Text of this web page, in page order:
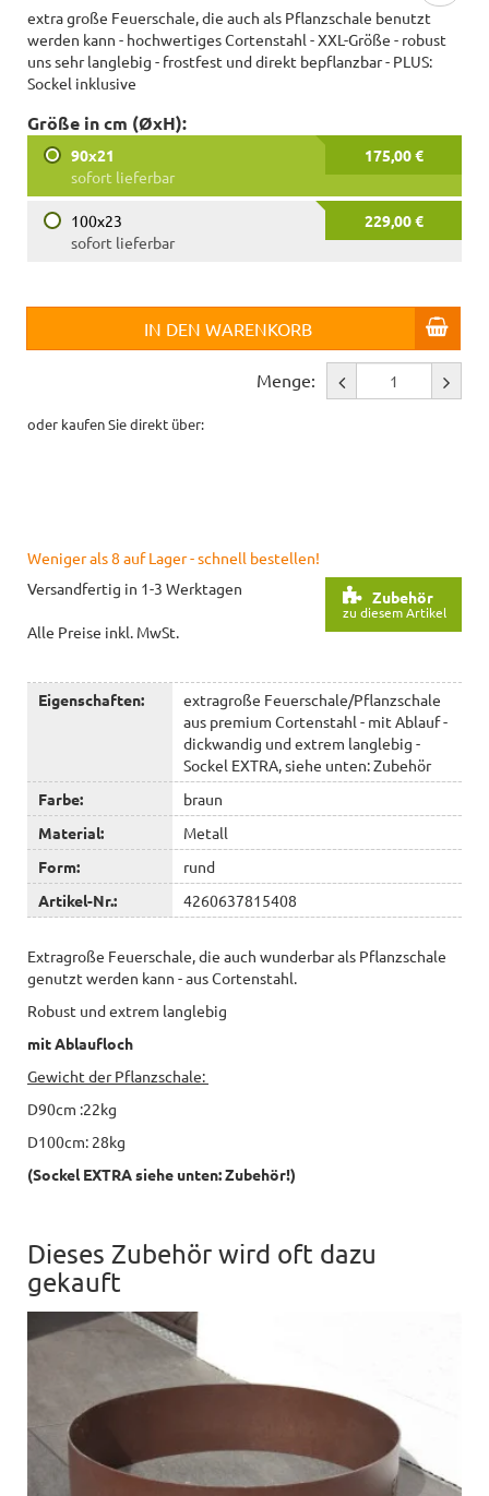
extra große Feuerschale, die auch als Pflanzschale benutzt
werden kann - hochwertiges Cortenstahl - XXL-Größe - robust
uns sehr langlebig - frostfest und direkt bepflanzbar - PLUS:
Sockel inklusive
Größe in cm (ØxH):
90x21
175,00 €
sofort lieferbar
100x23
229,00 €
sofort lieferbar
IN DEN WARENKORB
Menge:
oder kaufen Sie direkt über:
Weniger als 8 auf Lager - schnell bestellen!
Zubehör
zu diesem Artikel
Versandfertig in 1-3 Werktagen
Alle Preise inkl. MwSt.
Eigenschaften:
extragroße Feuerschale/Pflanzschale
aus premium Cortenstahl - mit Ablauf -
dickwandig und extrem langlebig -
Sockel EXTRA, siehe unten: Zubehör
Farbe:
braun
Material:
Metall
Form:
rund
Artikel-Nr.:
4260637815408
Extragroße Feuerschale, die auch wunderbar als Pflanzschale
genutzt werden kann - aus Cortenstahl.
Robust und extrem langlebig
mit Ablaufloch
Gewicht der Pflanzschale:
D90cm :22kg
D100cm: 28kg
(Sockel EXTRA siehe unten: Zubehör!)
Dieses Zubehör wird oft dazu
gekauft